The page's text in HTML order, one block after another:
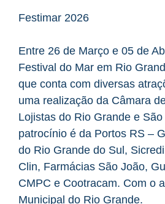
Festimar 2026
Entre 26 de Março e 05 de
Festival do Mar em Rio
que conta com diversas
uma realização da Câmara
Lojistas do Rio Grande e
patrocínio é da Portos RS –
do Rio Grande do Sul,
Clin, Farmácias São João,
CMPC e Cootracam. Com o
Municipal do Rio Grande.